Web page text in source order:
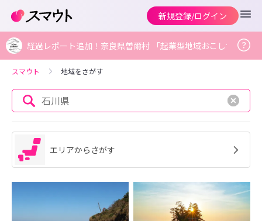
新規登録/ログイン
経過レポート追加！奈良県曽爾村 「起業型地域おこし協力...」
スマウト 地域をさがす
石川県
エリアからさがす